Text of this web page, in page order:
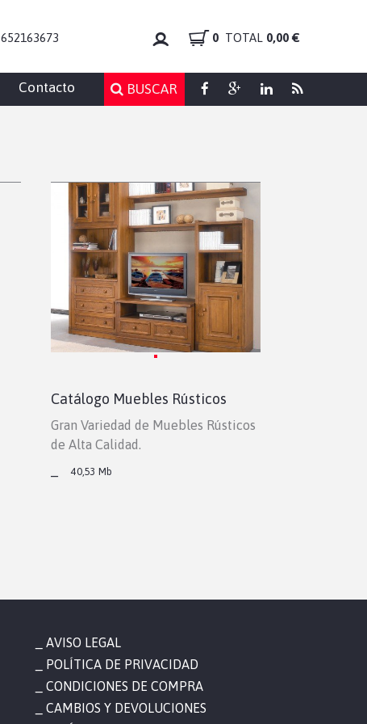
652163673 0 TOTAL 0,00 €
Contacto BUSCAR
Catálogo Muebles Rústicos
Gran Variedad de Muebles Rústicos
de Alta Calidad.
40,53 Mb
AVISO LEGAL
POLÍTICA DE PRIVACIDAD
CONDICIONES DE COMPRA
CAMBIOS Y DEVOLUCIONES